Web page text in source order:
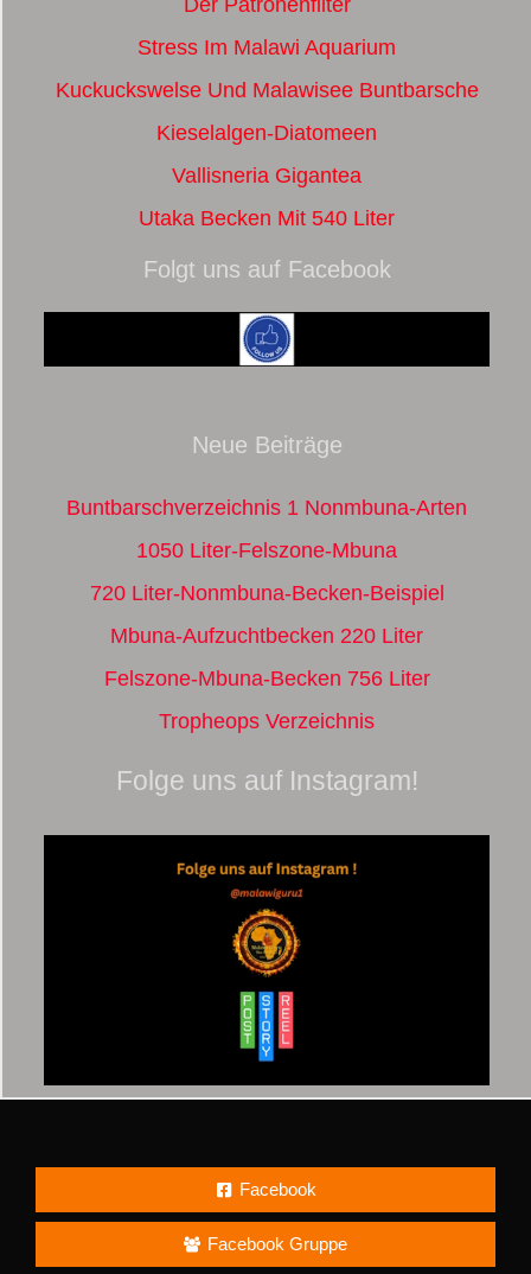
Stress Im Malawi Aquarium
Kuckuckswelse Und Malawisee Buntbarsche
Kieselalgen-Diatomeen
Vallisneria Gigantea
Utaka Becken Mit 540 Liter
Folgt uns auf Facebook
Neue Beiträge
Buntbarschverzeichnis 1 Nonmbuna-Arten
1050 Liter-Felszone-Mbuna
720 Liter-Nonmbuna-Becken-Beispiel
Mbuna-Aufzuchtbecken 220 Liter
Felszone-Mbuna-Becken 756 Liter
Tropheops Verzeichnis
Folge uns auf Instagram!
Facebook
Facebook Gruppe